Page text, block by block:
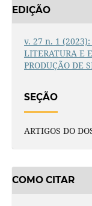
EDIÇÃO
v. 27 n. 1 (2023):
LITERATURA E
PRODUÇÃO DE
SEÇÃO
ARTIGOS DO
COMO CITAR